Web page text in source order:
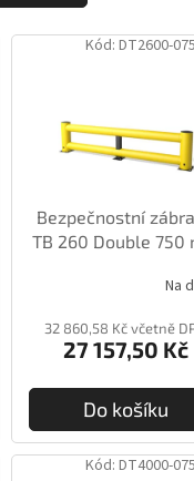
Bezpečnostní
TB 260 Double 750
Na
32 860,58 Kč včetně
27 157,50 Kč
Do košíku
Kód: DT2600-
Kód: DT4000-